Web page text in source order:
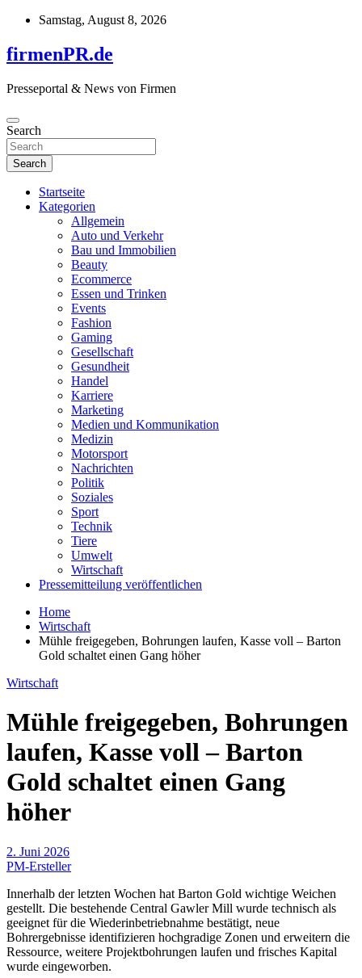
Skip
content
Samstag, August 8, 2026
firmenPR.de
Presseportal & News von Firmen
Search
Search
Startseite
Kategorien
Allgemein
Auto und Verkehr
Bau und Immobilien
Beauty
Ecommerce
Essen und Trinken
Events
Fashion
Gaming
Gesellschaft
Gesundheit
Handel
Karriere
Marketing
Medien und Kommunikation
Medizin
Motorsport
Nachrichten
Politik
Soziales
Sport
Technik
Tiere
Umwelt
Wirtschaft
Pressemitteilung veröffentlichen
Home
Wirtschaft
Mühle freigegeben, Bohrungen laufen, Kasse voll – Barton
Gold schaltet einen Gang höher
Wirtschaft
Mühle freigegeben, Bohrungen
laufen, Kasse voll – Barton
Gold schaltet einen Gang
höher
2. Juni 2026
PM-Ersteller
Innerhalb der letzten Wochen hat Barton Gold wichtige Weichen
gestellt. Die bestehende Central Gawler Mill wurde technisch als
geeignet für die Wiederinbetriebnahme bestätigt, neue
Bohrergebnisse identifizieren hochgradige Zonen und erweitern die
Ressource, weitere Projektbohrungen laufen und frisches Kapital
wurde eingeworben.